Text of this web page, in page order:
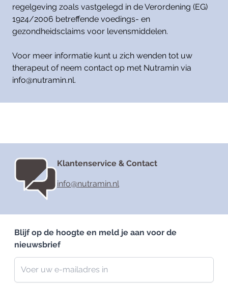
regelgeving zoals vastgelegd in de Verordening (EG)
1924/2006 betreffende voedings- en
gezondheidsclaims voor levensmiddelen.
Voor meer informatie kunt u zich wenden tot uw
therapeut of neem contact op met Nutramin via
info@nutramin.nl.
Klantenservice & Contact
info@nutramin.nl
Blijf op de hoogte en meld je aan voor de
nieuwsbrief
Nieuwsbrief
E-mailadres